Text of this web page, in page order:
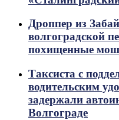
Дроппер из
волгоградской
похищенные
Таксиста с
водительским
задержали
Волгограде